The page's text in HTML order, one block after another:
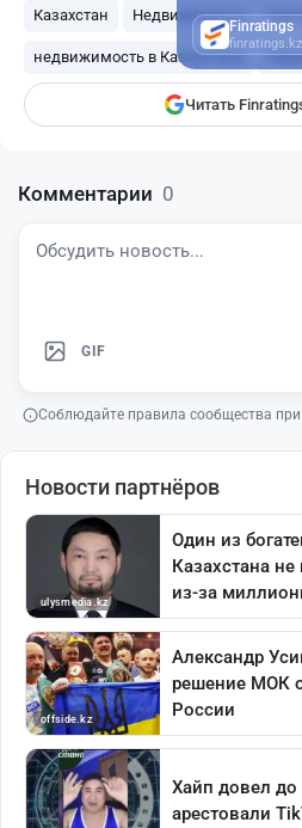
Казахстан Недвижимость
недвижимость в Казахстане
Читать
Finratings
finratings.kz
Комментарии 0
GIF
Соблюдайте правила сообщества